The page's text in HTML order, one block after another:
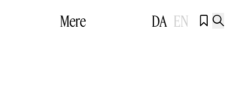
Mere DA EN  